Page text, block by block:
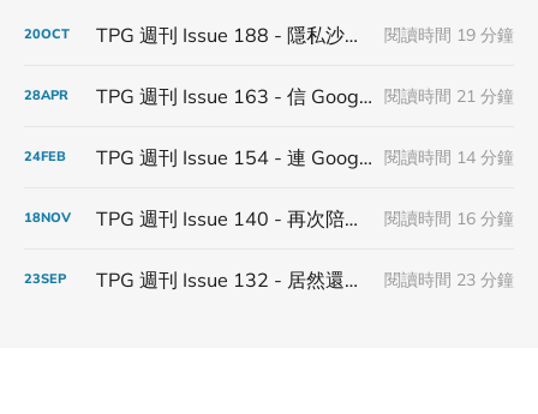
20OCT TPG 週刊 Issue 188 - 隱私沙盒倒塌，沒有人能在監管裡面蓋城堡 閱讀時間 19 分鐘
28APR TPG 週刊 Issue 163 - 信 Google 第三方 Cookies 得永生 閱讀時間 21 分鐘
24FEB TPG 週刊 Issue 154 - 連 Google 都不信 Google 閱讀時間 14 分鐘
18NOV TPG 週刊 Issue 140 - 再次陪著第三方 Cookies 步入下一個年 閱讀時間 16 分鐘
23SEP TPG 週刊 Issue 132 - 居然還有在更新隱私沙盒 閱讀時間 23 分鐘